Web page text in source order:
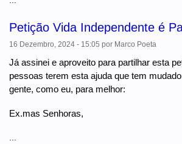
Petição Vida Independente é
16 Dezembro, 2024 - 15:05 por Marco Poeta
Já assinei e aproveito para partilhar esta
pessoas terem esta ajuda que tem
gente, como eu, para melhor:
Ex.mas Senhoras,